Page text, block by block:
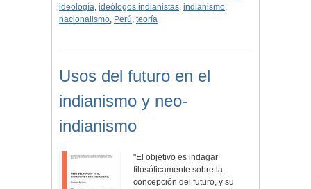
ideología, ideólogos indianistas, indianismo,
nacionalismo, Perú, teoría
Usos del futuro en el
indianismo y neo-
indianismo
"El objetivo es indagar
filosóficamente sobre la
concepción del futuro, y su